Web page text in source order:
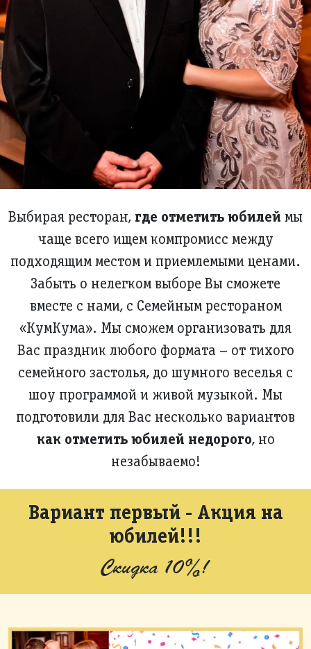
Выбирая ресторан, где отметить юбилей мы
чаще всего ищем компромисс между
подходящим местом и приемлемыми ценами.
Забыть о нелегком выборе Вы сможете
вместе с нами, с Семейным рестораном
«КумКума». Мы сможем организовать для
Вас праздник любого формата – от тихого
семейного застолья, до шумного веселья с
шоу программой и живой музыкой. Мы
подготовили для Вас несколько вариантов
как отметить юбилей недорого, но
незабываемо!
Вариант первый - Акция на
юбилей!!!
Скидка 10%!